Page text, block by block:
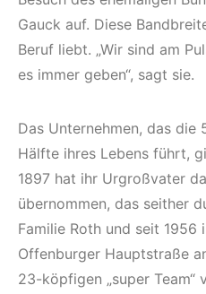
Gauck auf. Diese
Beruf liebt. „Wir sind am
es immer geben“, sagt sie.
Das Unternehmen, das die
Hälfte ihres Lebens führt,
1897 hat ihr Urgroßvater
übernommen, das seither
Familie Roth und seit 1956
Offenburger Hauptstraße
23-köpfigen „super Team“